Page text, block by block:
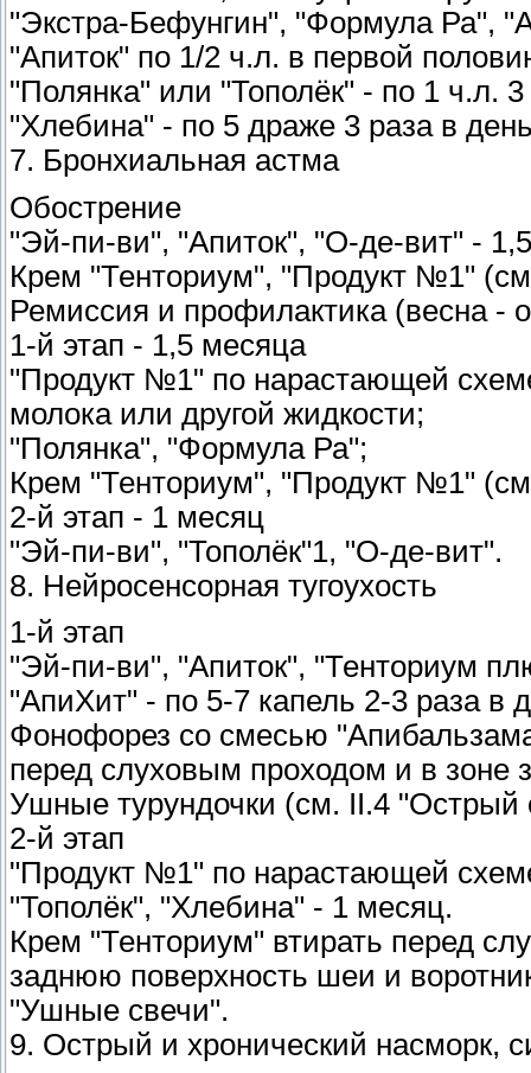
"Экстра-Бефунгин", "Формула Ра",
"Апиток" по 1/2 ч.л. в первой
"Полянка" или "Тополёк" - по 1 ч.л.
"Хлебина" - по 5 драже 3 раза в
7. Бронхиальная астма
Обострение
"Эй-пи-ви", "Апиток", "О-де-вит" -
Крем "Тенториум", "Продукт №1"
Ремиссия и профилактика (весна -
1-й этап - 1,5 месяца
"Продукт №1" по нарастающей
молока или другой жидкости;
"Полянка", "Формула Ра";
Крем "Тенториум", "Продукт №1"
2-й этап - 1 месяц
"Эй-пи-ви", "Тополёк"1, "О-де-вит".
8. Нейросенсорная тугоухость
1-й этап
"Эй-пи-ви", "Апиток", "Тенториум
"АпиХит" - по 5-7 капель 2-3 раза в
Фонофорез со смесью
перед слуховым проходом и в зоне
Ушные турундочки (см. II.4 "Острый
2-й этап
"Продукт №1" по нарастающей
"Тополёк", "Хлебина" - 1 месяц.
Крем "Тенториум" втирать перед
заднюю поверхность шеи и
"Ушные свечи".
9. Острый и хронический насморк,